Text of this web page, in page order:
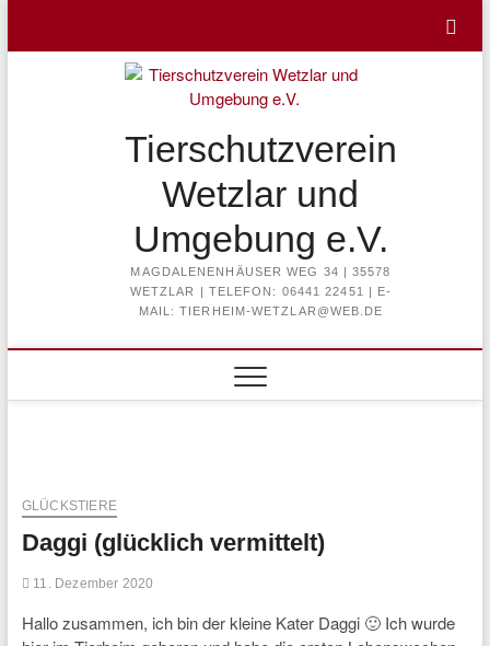
content
Tierschutzverein
Wetzlar und
Umgebung e.V.
MAGDALENENHÄUSER WEG 34 | 35578
WETZLAR | TELEFON: 06441 22451 | E-
MAIL: TIERHEIM-WETZLAR@WEB.DE
GLÜCKSTIERE
Daggi (glücklich vermittelt)
11. Dezember 2020
Hallo zusammen, ich bin der kleine Kater Daggi 🙂 Ich wurde